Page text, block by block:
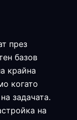
през
базов
крайна
когато
задачата.
на